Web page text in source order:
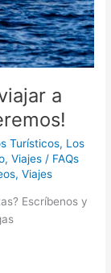
a
Turísticos, Los
,Viajes / FAQs
,Viajes
Escríbenos y